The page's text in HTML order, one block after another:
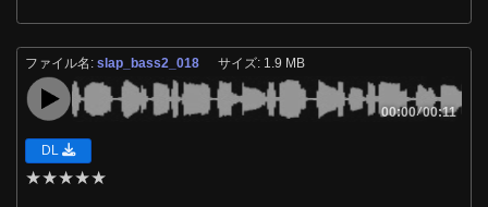
ファイル名:slap_bass2_018 サイズ: 1.9 MB
00:00/00:11
DL
★★★★★